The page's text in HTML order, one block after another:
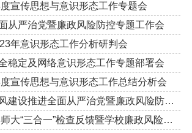
宣传思想与意识形态工作专题会
从严治党暨廉政风险防控专题工作会
年意识形态工作分析研判会
稳定及网络意识形态工作专题部署会
宣传思想与意识形态工作总结分析会
我校召开加强作风建设推进全面从严治党暨廉政风险防控工作会
我校召开2020年师大“三合一”检查反馈暨学校廉政风险整改推进会